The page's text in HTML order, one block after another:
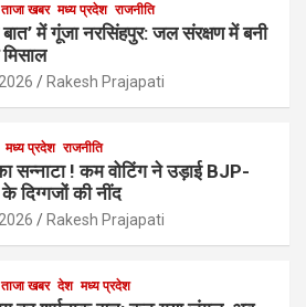
e
ताजा खबर मध्य प्रदेश राजनीति
में गूंजा नरसिंहपुर: जल संरक्षण में बनी
मिसाल
Rakesh Prajapati
मध्य प्रदेश राजनीति
सन्नाटा ! कम वोटिंग ने उड़ाई BJP-
दिग्गजों की नींद
Rakesh Prajapati
ताजा खबर देश मध्य प्रदेश